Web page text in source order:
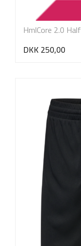
HmlCore 2.0
DKK 250,00